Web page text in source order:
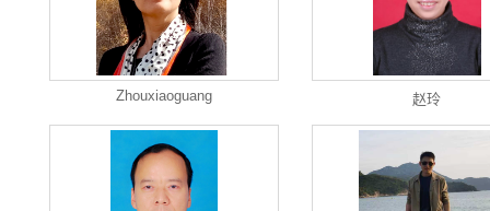
Zhouxiaoguang 赵玲